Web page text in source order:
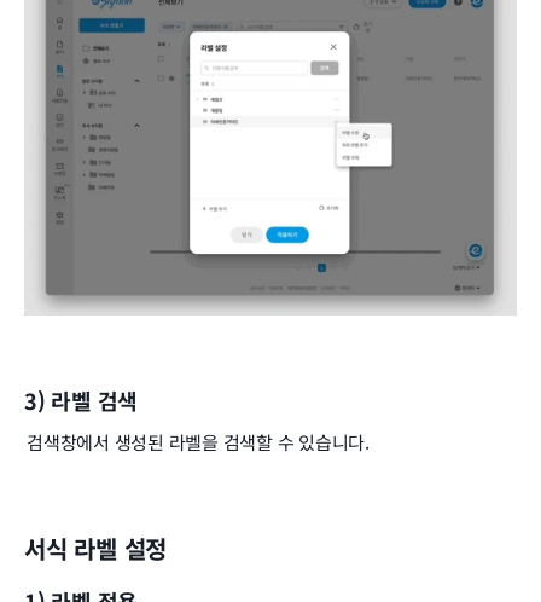
3) 라벨 검색
검색창에서 생성된 라벨을 검색할 수 있습니다.
서식 라벨 설정